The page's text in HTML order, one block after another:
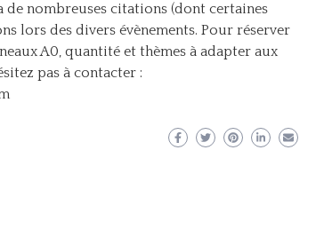
nombreuses citations (dont certaines
lors des divers évènements. Pour réserver
A0, quantité et thèmes à adapter aux
pas à contacter :